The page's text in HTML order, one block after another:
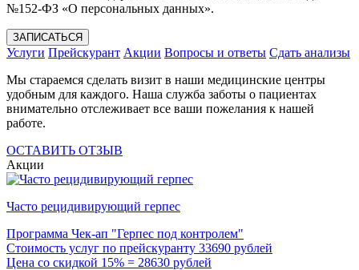
№152-ФЗ «О персональных данных».
ЗАПИСАТЬСЯ
Услуги Прейскурант Акции Вопросы и ответы Сдать анализы
Мы стараемся сделать визит в наши медицинские центры
удобным для каждого. Наша служба заботы о пациентах
внимательно отслеживает все ваши пожелания к нашей
работе.
ОСТАВИТЬ ОТЗЫВ
Акции
Часто рецидивирующий герпес
Программа Чек-ап "Герпес под контролем"
Стоимость услуг по прейскуранту 33690 рублей
Цена со скидкой 15% = 28630 рублей